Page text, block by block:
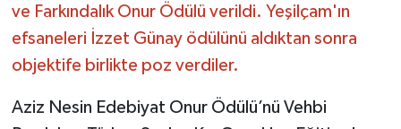
ve Farkındalık Onur Ödülü verildi. Yeşilçam'ın
efsaneleri İzzet Günay ödülünü aldıktan sonra
objektife birlikte poz verdiler.
Aziz Nesin Edebiyat Onur Ödülü’nü Vehbi